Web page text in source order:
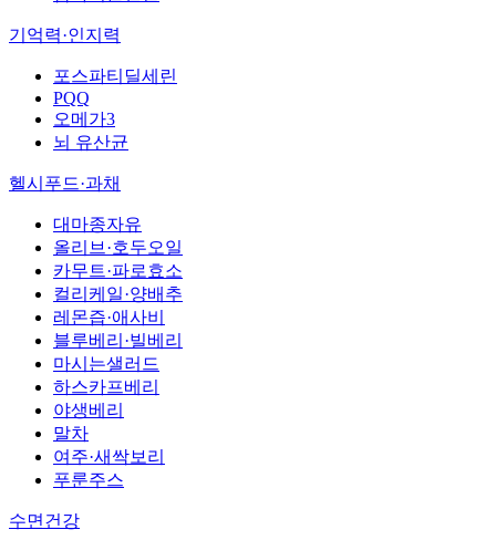
기억력·인지력
포스파티딜세린
PQQ
오메가3
뇌 유산균
헬시푸드·과채
대마종자유
올리브·호두오일
카무트·파로효소
컬리케일·양배추
레몬즙·애사비
블루베리·빌베리
마시는샐러드
하스카프베리
야생베리
말차
여주·새싹보리
푸룬주스
수면건강